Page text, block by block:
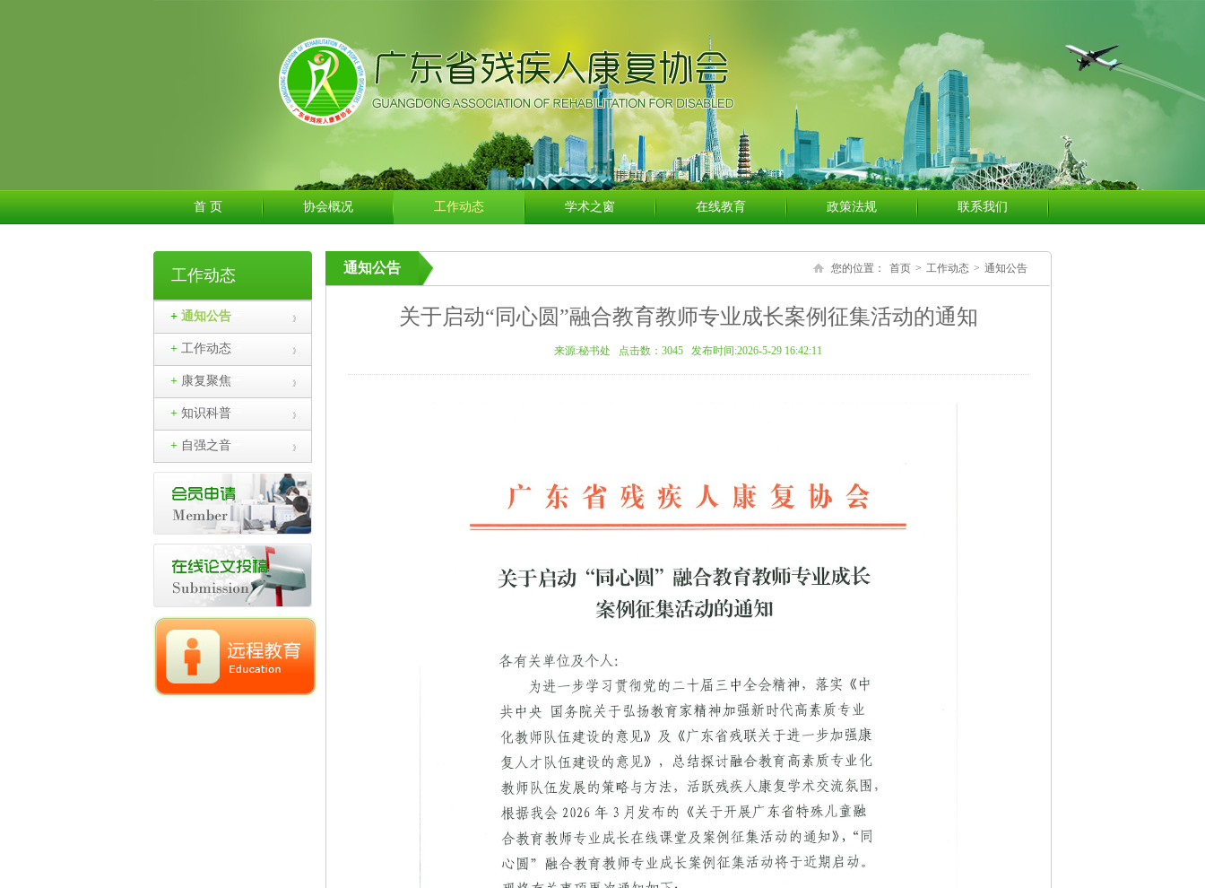
首 页 协会概况 工作动态 学术之窗 在线教育 政策法规 联系我们
工作动态
+ 通知公告
+ 工作动态
+ 康复聚焦
+ 知识科普
+ 自强之音
通知公告 您的位置： 首页 > 工作动态 > 通知公告
关于启动“同心圆”融合教育教师专业成长案例征集活动的通知
来源:秘书处 点击数：3045 发布时间:2026-5-29 16:42:11